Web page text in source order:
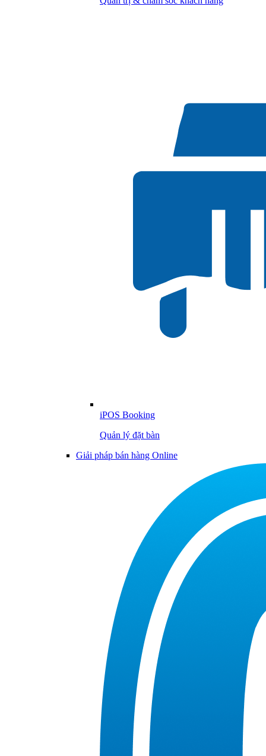
iPOS Booking
Quản lý đặt bàn
Giải pháp bán hàng Online